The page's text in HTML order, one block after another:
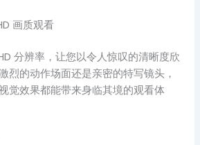
画质观看
分辨率，让您以令人惊叹的清晰度欣
烈的动作场面还是亲密的特写镜头，
觉效果都能带来身临其境的观看体